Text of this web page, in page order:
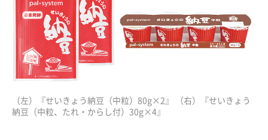
（左）『せいきょう納豆（中粒）80g×2』 （右）『せいきょう
納豆（中粒、たれ・からし付）30g×4』